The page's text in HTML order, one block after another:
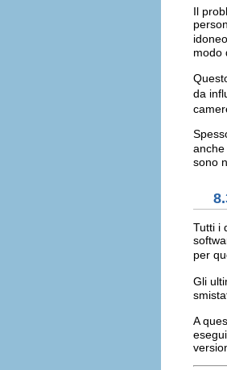
Il
modo
da
sono
Tutti i
per
Gli
A